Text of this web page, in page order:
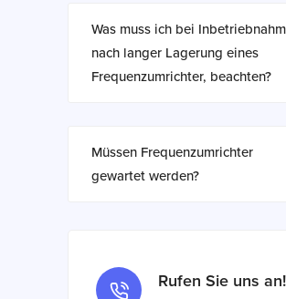
Was muss ich bei
nach langer Lagerung eines
Frequenzumrichter, beachten?
Müssen Frequenzumrichter
gewartet werden?
Rufen Sie uns an!